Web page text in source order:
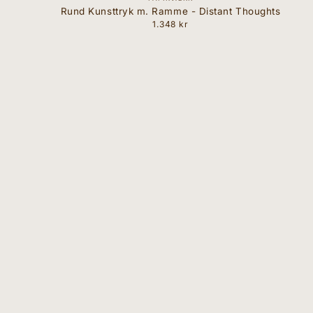
Rund Kunsttryk m. Ramme - Distant Thoughts
Normal
1.348 kr